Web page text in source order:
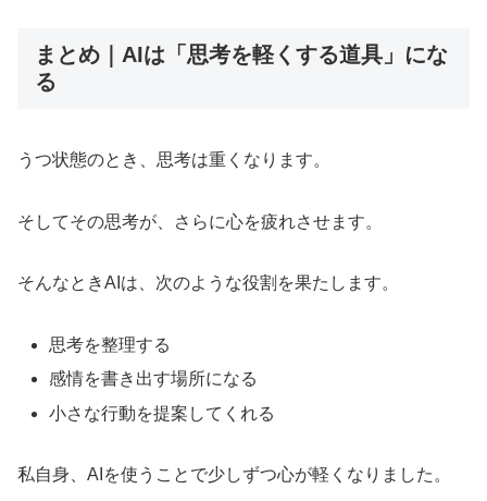
まとめ｜AIは「思考を軽くする道具」にな
る
うつ状態のとき、思考は重くなります。
そしてその思考が、さらに心を疲れさせます。
そんなときAIは、次のような役割を果たします。
思考を整理する
感情を書き出す場所になる
小さな行動を提案してくれる
私自身、AIを使うことで少しずつ心が軽くなりました。